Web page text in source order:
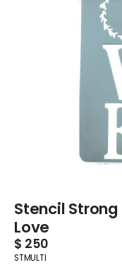
Stencil Strong
Love
$ 250
STMULTI